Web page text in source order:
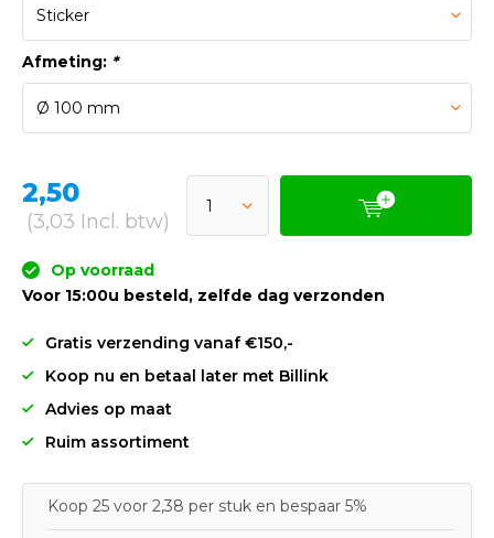
Afmeting: *
2,50
(3,03 Incl. btw)
Op voorraad
Voor 15:00u besteld, zelfde dag verzonden
Gratis verzending vanaf €150,-
Koop nu en betaal later met Billink
Advies op maat
Ruim assortiment
Koop 25 voor 2,38 per stuk en bespaar 5%